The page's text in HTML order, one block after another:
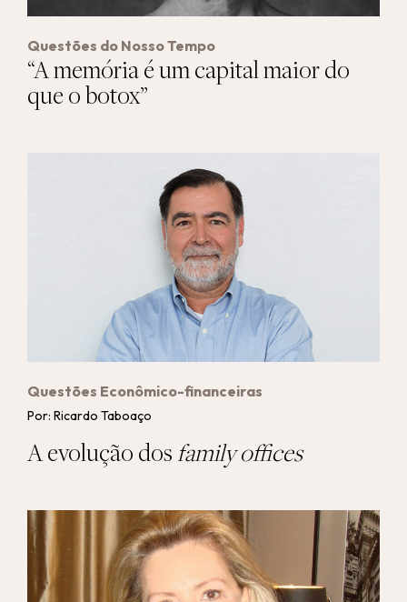
Questões do Nosso Tempo
“A memória é um capital maior do
que o botox”
Questões Econômico-financeiras
Por: Ricardo Taboaço
A evolução dosfamily offices